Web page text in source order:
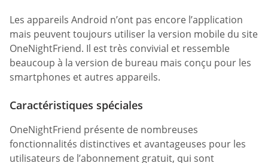
Les appareils Android n’ont pas encore l’application
mais peuvent toujours utiliser la version mobile du site
OneNightFriend. Il est très convivial et ressemble
beaucoup à la version de bureau mais conçu pour les
smartphones et autres appareils.
Caractéristiques spéciales
OneNightFriend présente de nombreuses
fonctionnalités distinctives et avantageuses pour les
utilisateurs de l’abonnement gratuit, qui sont